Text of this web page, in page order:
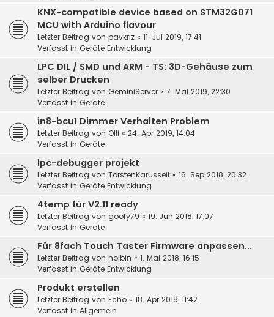
KNX-compatible device based on STM32G071
MCU with Arduino flavour
Letzter Beitrag von pavkriz « 11. Jul 2019, 17:41
Verfasst in Geräte Entwicklung
LPC DIL / SMD und ARM - TS: 3D-Gehäuse zum
selber Drucken
Letzter Beitrag von GeminiServer « 7. Mai 2019, 22:30
Verfasst in Geräte
in8-bcu1 Dimmer Verhalten Problem
Letzter Beitrag von Olli « 24. Apr 2019, 14:04
Verfasst in Geräte
lpc-debugger projekt
Letzter Beitrag von TorstenKarusseit « 16. Sep 2018, 20:32
Verfasst in Geräte Entwicklung
4temp für V2.11 ready
Letzter Beitrag von goofy79 « 19. Jun 2018, 17:07
Verfasst in Geräte
Für 8fach Touch Taster Firmware anpassen...
Letzter Beitrag von holbin « 1. Mai 2018, 16:15
Verfasst in Geräte Entwicklung
Produkt erstellen
Letzter Beitrag von Echo « 18. Apr 2018, 11:42
Verfasst in Allgemein